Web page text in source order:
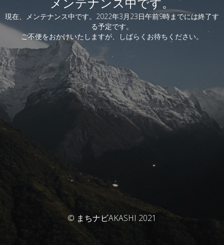
現在、メンテナンス中です。2022年3月23日午前9時までには終了す
る予定です。
ご不便をおかけいたしますが、しばらくお待ちください。
© まちナビAKASHI 2021